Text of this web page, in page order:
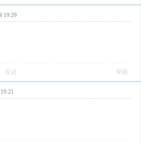
19:29
反对 举报